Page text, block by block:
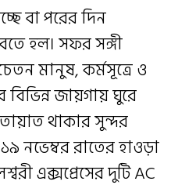
বা পরের দিন
হল। সফর সঙ্গী
মানুষ, কর্মসূত্রে ও
বিভিন্ন জায়গায় ঘুরে
থাকার সুন্দর
নভেম্বর রাতের হাওড়া
এক্সপ্রেসের দুটি AC